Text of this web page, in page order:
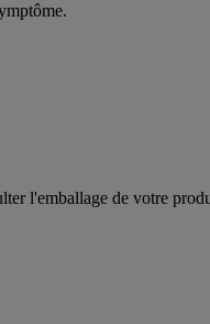
l'emballage de votre